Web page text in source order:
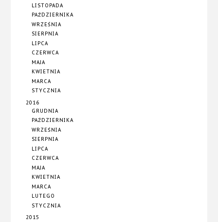
LISTOPADA
PAŹDZIERNIKA
WRZEŚNIA
SIERPNIA
LIPCA
CZERWCA
MAJA
KWIETNIA
MARCA
STYCZNIA
2016
GRUDNIA
PAŹDZIERNIKA
WRZEŚNIA
SIERPNIA
LIPCA
CZERWCA
MAJA
KWIETNIA
MARCA
LUTEGO
STYCZNIA
2015